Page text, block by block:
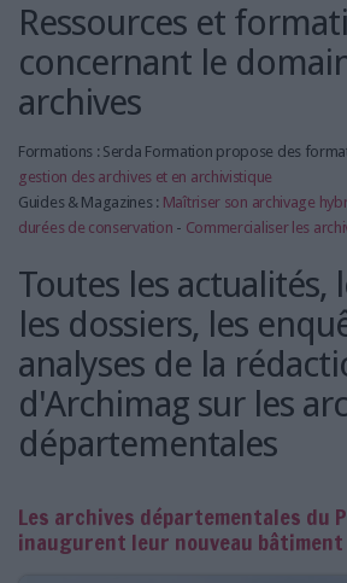
Ressources et
concernant le
archives
Formations : Serda Formation propose des
gestion des archives et en archivistique
Guides & Magazines : Maîtriser son archivage
durées de conservation - Commercialiser les
Toutes les actualités,
les dossiers, les
analyses de la
d'Archimag sur les
départementales
Les archives départementales du
inaugurent leur nouveau bâtiment